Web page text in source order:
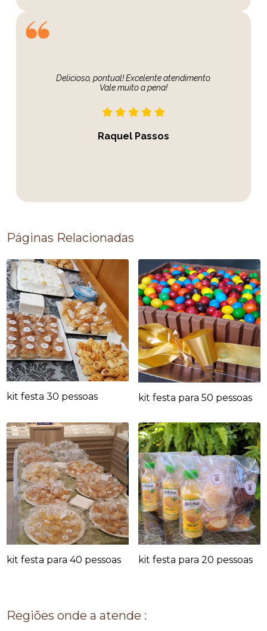
Delicioso, pontual! Excelente atendimento.
Vale muito a pena!
Raquel Passos
Páginas Relacionadas
kit festa 30 pessoas kit festa para 50 pessoas
kit festa para 40 pessoas kit festa para 20 pessoas
Regiões onde a atende :